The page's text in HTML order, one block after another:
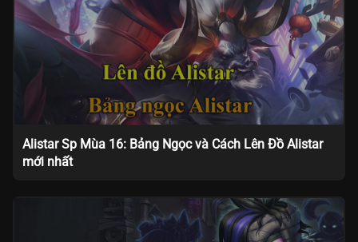
Alistar Sp Mùa 16: Bảng Ngọc và Cách Lên Đồ Alistar
mới nhất